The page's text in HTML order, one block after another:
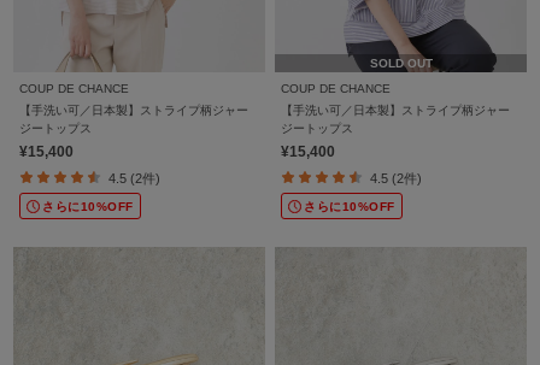
COUP DE CHANCE
【手洗い可／日本製】ストライプ柄ジャー
ジートップス
¥15,400
4.5 (2件)
さらに10%OFF
SOLD OUT
COUP DE CHANCE
【手洗い可／日本製】ストライプ柄ジャー
ジートップス
¥15,400
4.5 (2件)
さらに10%OFF